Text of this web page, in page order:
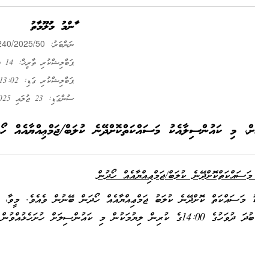
ޢާންމު މަޢުލޫމާތު
ނަންބަރު: 2025/50
ޕަބްލިޝްކުރި ތާރީޚް: 14 ޖުލައި 2025
ޕަބްލިޝްކުރި ގަޑި: 13:02
ސުންގަޑި: 23 ޖުލައި 2025 14:00
މި ކައުންސިލާއެކު މަސައްކަތް ކޮށްދޭނެ ކުލަބު ޖަމްޢިއްޔާއެއް ހޯދަން ބޭނުން ވެއެވެ.